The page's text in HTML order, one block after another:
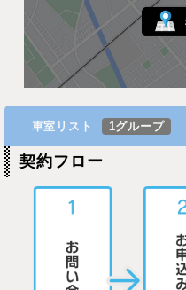
車室リスト 1グループ
契約フロー